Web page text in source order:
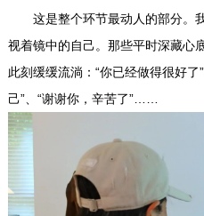
这是整个环节最动人的部分。
视着镜中的自己。那些平时深藏心
此刻缓缓流淌：“你已经做得很好了
己”、“谢谢你，辛苦了”……